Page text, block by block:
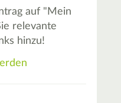
auf "Mein
relevante
hinzu!